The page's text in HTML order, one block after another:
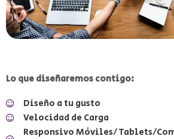
Lo que diseñaremos contigo:
Diseño a tu gusto
Velocidad de Carga
Responsivo Móviles/Tablets/